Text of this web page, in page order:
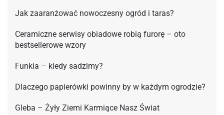
Jak zaaranżować nowoczesny ogród i taras?
Ceramiczne serwisy obiadowe robią furorę – oto
bestsellerowe wzory
Funkia – kiedy sadzimy?
Dlaczego papierówki powinny by w każdym ogrodzie?
Gleba – Żyły Ziemi Karmiące Nasz Świat